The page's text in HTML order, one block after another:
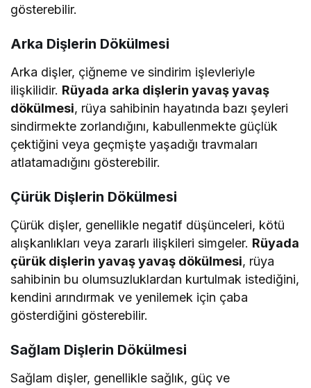
gösterebilir.
Arka Dişlerin Dökülmesi
Arka dişler, çiğneme ve sindirim işlevleriyle
ilişkilidir. Rüyada arka dişlerin yavaş yavaş
dökülmesi, rüya sahibinin hayatında bazı şeyleri
sindirmekte zorlandığını, kabullenmekte güçlük
çektiğini veya geçmişte yaşadığı travmaları
atlatamadığını gösterebilir.
Çürük Dişlerin Dökülmesi
Çürük dişler, genellikle negatif düşünceleri, kötü
alışkanlıkları veya zararlı ilişkileri simgeler. Rüyada
çürük dişlerin yavaş yavaş dökülmesi, rüya
sahibinin bu olumsuzluklardan kurtulmak istediğini,
kendini arındırmak ve yenilemek için çaba
gösterdiğini gösterebilir.
Sağlam Dişlerin Dökülmesi
Sağlam dişler, genellikle sağlık, güç ve